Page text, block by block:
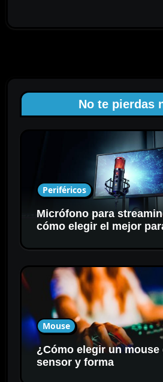
No te pierdas
Periféricos
Micrófono para
cómo elegir el mejor
Mouse
¿Cómo elegir un mouse
sensor y forma